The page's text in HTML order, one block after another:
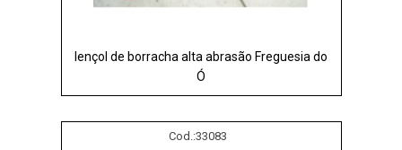
lençol de borracha alta abrasão Freguesia do
Ó
Cod.:33083